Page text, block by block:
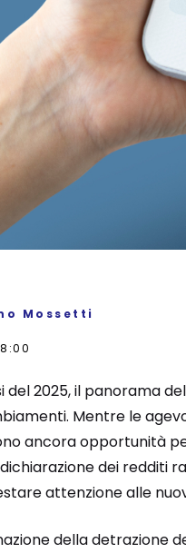
Mossetti
del 2025, il panorama
Mentre le
ancora opportunità
dichiarazione dei redditi
attenzione alle
della detrazione